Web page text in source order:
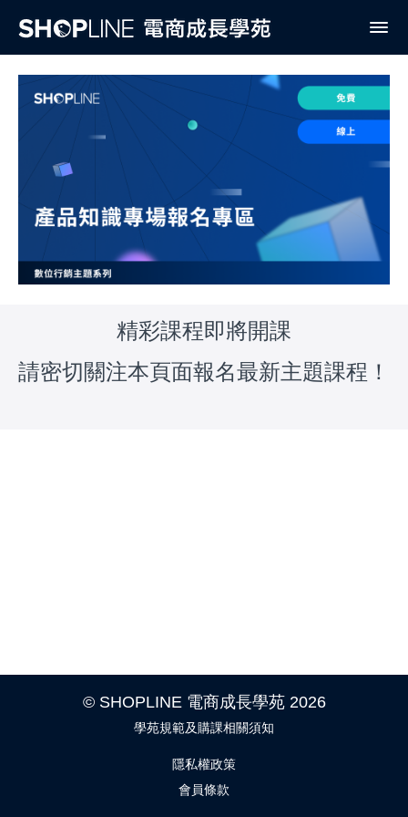
精彩課程即將開課
請密切關注本頁面報名最新主題課程！
© SHOPLINE 電商成長學苑 2026
學苑規範及購課相關須知
隱私權政策
會員條款